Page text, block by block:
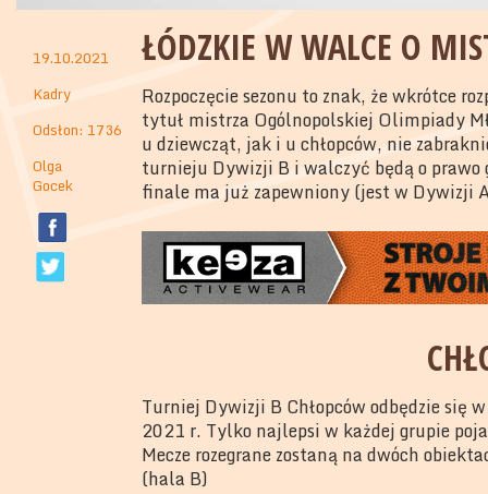
19.10.2021
Kadry
Odsłon: 1736
Olga
Gocek
ŁÓDZKIE W WALCE O
Rozpoczęcie sezonu to znak, że wkrótce
tytuł mistrza Ogólnopolskiej Olimpiady
u dziewcząt, jak i u chłopców, nie
turnieju Dywizji B i walczyć będą o prawo
finale ma już zapewniony (jest w Dywizji
Turniej Dywizji B Chłopców odbędzie
2021 r. Tylko najlepsi w każdej grupie
Mecze rozegrane zostaną na dwóch
(hala B)